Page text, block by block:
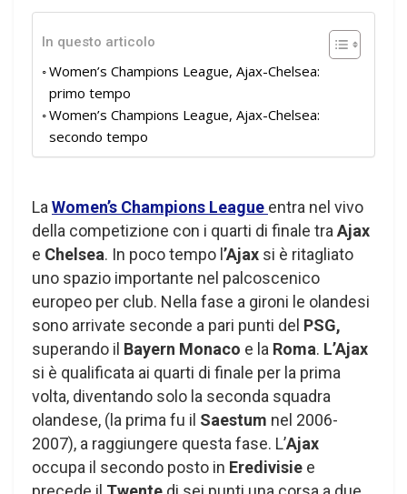
In questo articolo
Women’s Champions League, Ajax-Chelsea:
primo tempo
Women’s Champions League, Ajax-Chelsea:
secondo tempo
La Women’s Champions League entra nel vivo
della competizione con i quarti di finale tra Ajax
e Chelsea. In poco tempo l ’Ajax si è ritagliato
uno spazio importante nel palcoscenico
europeo per club. Nella fase a gironi le olandesi
sono arrivate seconde a pari punti del PSG,
superando il Bayern Monaco e la Roma. L’Ajax
si è qualificata ai quarti di finale per la prima
volta, diventando solo la seconda squadra
olandese, (la prima fu il Saestum nel 2006-
2007), a raggiungere questa fase. L’Ajax
occupa il secondo posto in Eredivisie e